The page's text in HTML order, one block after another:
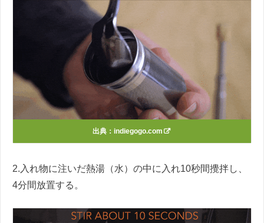
出典： indiegogo.com
2.入れ物に注いだ熱湯（水）の中に入れ10秒間攪拌し、
4分間放置する。